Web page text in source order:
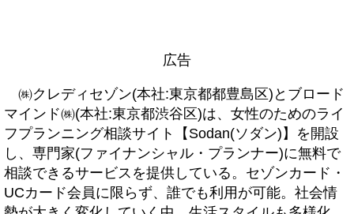
広告
㈱クレディセゾン(本社:東京都都豊島区)とブロード
マインド㈱(本社:東京都渋谷区)は、女性のためのライ
フプランニング相談サイト【Sodan(ソダン)】を開設
し、専門家(ファイナンシャル・プランナー)に無料で
相談できるサービスを提供している。セゾンカード・
UCカード会員に限らず、誰でも利用が可能。社会情